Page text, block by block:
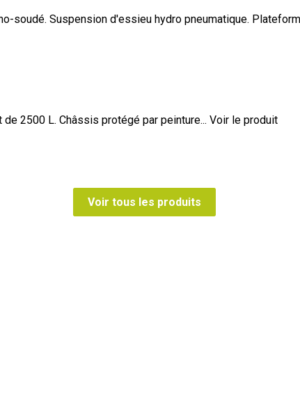
soudé. Suspension d'essieu hydro pneumatique.
2500 L. Châssis protégé par peinture... Voir le produit
Voir tous les produits